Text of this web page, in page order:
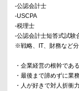
-公認会計士
-USCPA
-税理士
-公認会計士短答式試験
※戦略、IT、財務など
・企業経営の根幹であ
・最後まで諦めずに業
・人が好きで対人折衝